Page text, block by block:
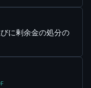
に剰余金の処分の